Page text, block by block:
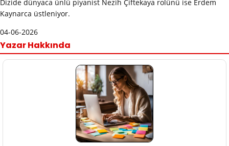
Dizide dünyaca ünlü piyanist Nezih Çiftekaya rolünü ise Erdem
Kaynarca üstleniyor.
04-06-2026
Yazar Hakkında